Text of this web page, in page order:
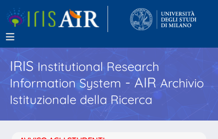
IRISInstitutional Research
Information System - AIR Archivio
Istituzionale della Ricerca